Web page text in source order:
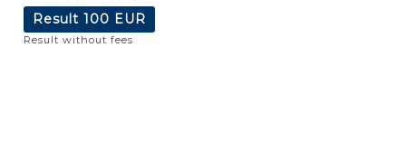
Result 100 EUR
Result without fees